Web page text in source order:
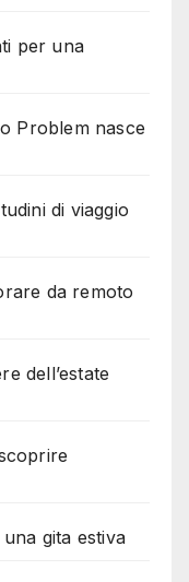
per una
Problem nasce
di viaggio
da remoto
dell’estate
gita estiva